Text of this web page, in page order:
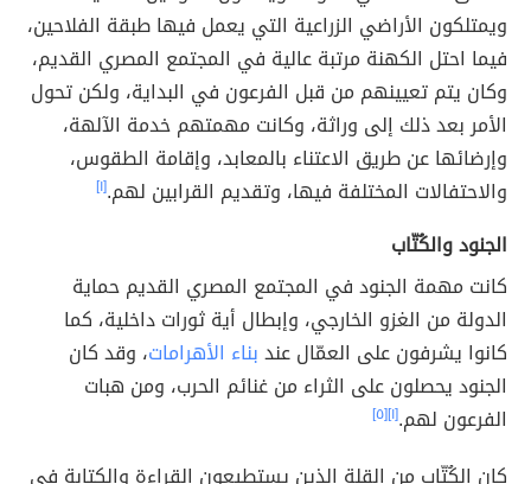
ويمتلكون الأراضي الزراعية التي يعمل فيها طبقة الفلاحين،
فيما احتل الكهنة مرتبة عالية في المجتمع المصري القديم،
وكان يتم تعيينهم من قبل الفرعون في البداية، ولكن تحول
الأمر بعد ذلك إلى وراثة، وكانت مهمتهم خدمة الآلهة،
وإرضائها عن طريق الاعتناء بالمعابد، وإقامة الطقوس،
والاحتفالات المختلفة فيها، وتقديم القرابين لهم.[١]
الجنود والكُتّاب
كانت مهمة الجنود في المجتمع المصري القديم حماية
الدولة من الغزو الخارجي، وإبطال أية ثورات داخلية، كما
كانوا يشرفون على العمّال عندبناء الأهرامات، وقد كان
الجنود يحصلون على الثراء من غنائم الحرب، ومن هبات
الفرعون لهم.[١] [٥]
كان الكُتّاب من القلة الذين يستطيعون القراءة والكتابة في